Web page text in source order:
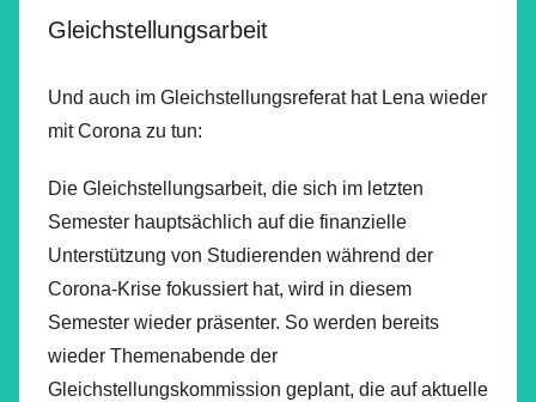
Gleichstellungsarbeit
Und auch im Gleichstellungsreferat hat Lena wieder
mit Corona zu tun:
Die Gleichstellungsarbeit, die sich im letzten
Semester hauptsächlich auf die finanzielle
Unterstützung von Studierenden während der
Corona-Krise fokussiert hat, wird in diesem
Semester wieder präsenter. So werden bereits
wieder Themenabende der
Gleichstellungskommission geplant, die auf aktuelle